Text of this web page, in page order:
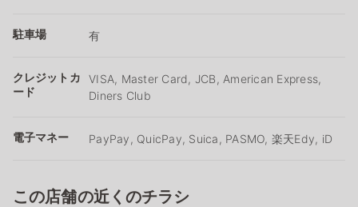
駐車場 有
クレジットカ
ード
VISA, Master Card, JCB, American Express,
Diners Club
電子マネー PayPay, QuicPay, Suica, PASMO, 楽天Edy, iD
この店舗の近くのチラシ